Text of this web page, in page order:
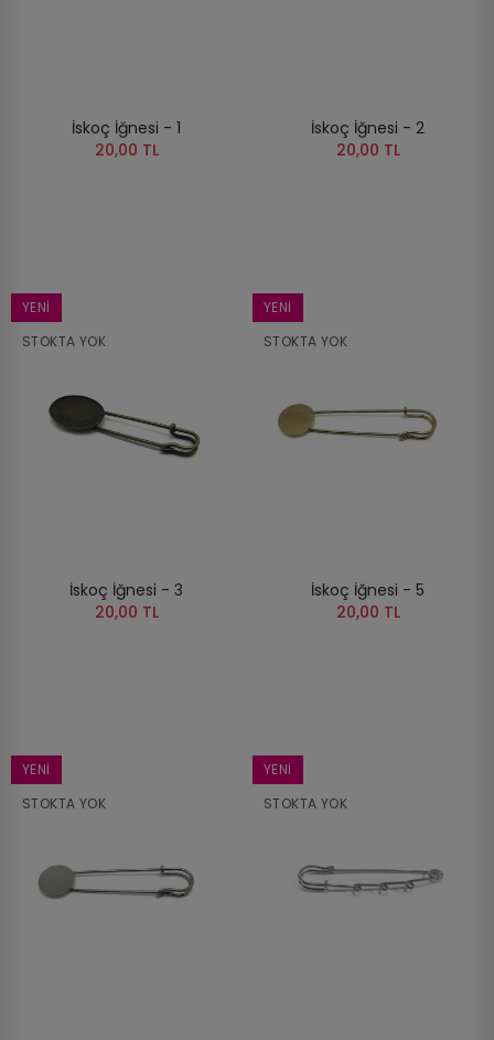
İskoç İğnesi - 1
20,00 TL
İskoç İğnesi - 2
20,00 TL
YENI
STOKTA YOK
İskoç İğnesi - 3
20,00 TL
YENI
STOKTA YOK
İskoç İğnesi - 5
20,00 TL
YENI
STOKTA YOK
YENI
STOKTA YOK